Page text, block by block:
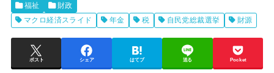
福祉
財政
マクロ経済スライド
年金 税 自民党総裁選挙 財源
ポスト シェア はてブ 送る Pocket